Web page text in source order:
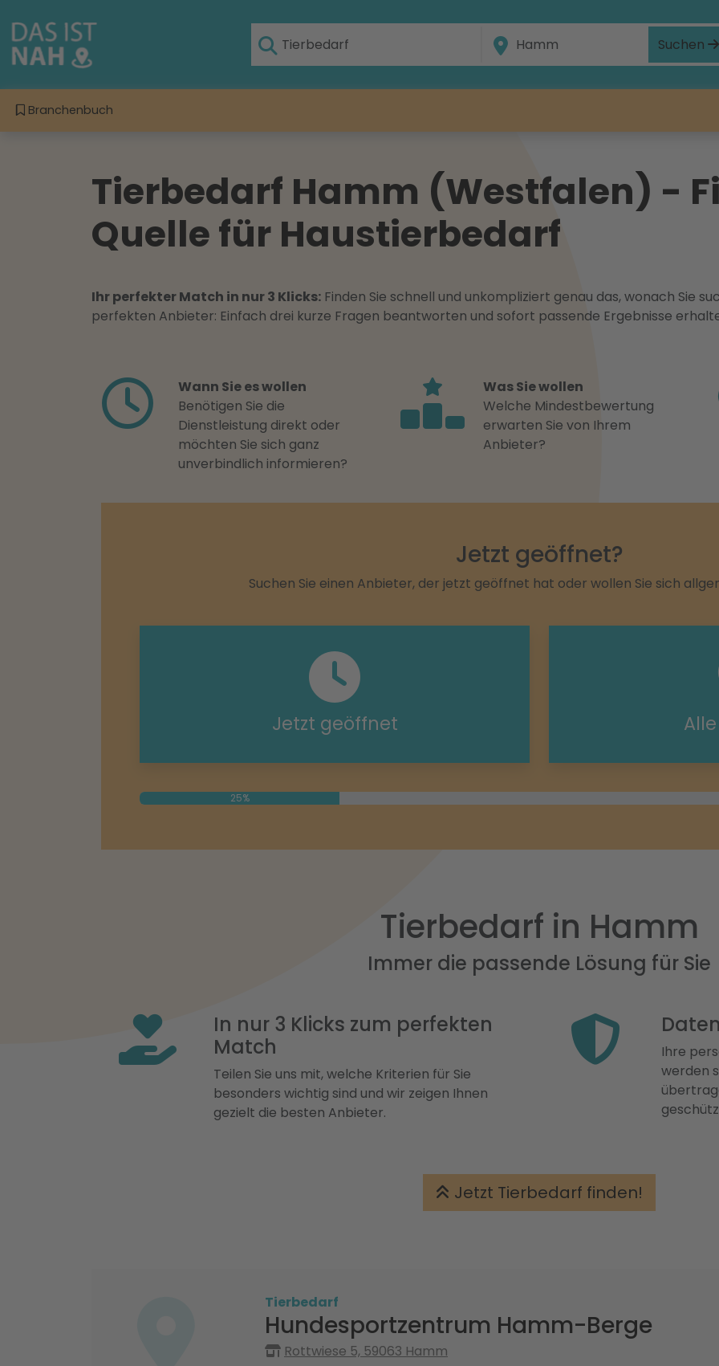
Suchen
Branchenbuch
Tierbedarf Hamm (Westfalen) -
Quelle für Haustierbedarf
Ihr perfekter Match in nur 3 Klicks: Finden Sie schnell und unkompliziert genau das, wonach Sie
perfekten Anbieter: Einfach drei kurze Fragen beantworten und sofort passende Ergebnisse
Wann Sie es wollen
Benötigen Sie die
Dienstleistung direkt oder
möchten Sie sich ganz
unverbindlich informieren?
Was Sie wollen
Welche Mindestbewertung
erwarten Sie von Ihrem
Anbieter?
Jetzt geöffnet?
Suchen Sie einen Anbieter, der jetzt geöffnet hat oder wollen Sie sich
Jetzt geöffnet
25%
Tierbedarf in Hamm
Immer die passende Lösung für Sie
In nur 3 Klicks zum perfekten
Match
Teilen Sie uns mit, welche Kriterien für Sie
besonders wichtig sind und wir zeigen Ihnen
gezielt die besten Anbieter.
Ihre
werden
Jetzt Tierbedarf finden!
Tierbedarf
Hundesportzentrum Hamm-Berge
Rottwiese 5, 59063 Hamm